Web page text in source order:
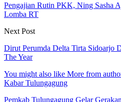
Pengajian Rutin PKK, Ning Sasha
Lomba RT
Next Post
Dirut Perumda Delta Tirta Sidoarjo
The Year
You might also like More from
Kabar Tulungagung
Pemkab Tulungagung Gelar